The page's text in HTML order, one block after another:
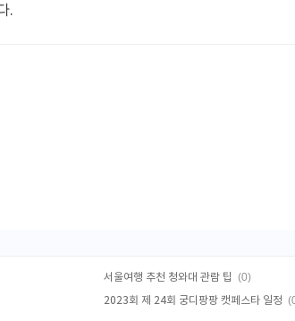
.
서울여행 추천 청와대 관람 팁 (0)
2023회 제 24회 궁디팡팡 캣페스타 일정